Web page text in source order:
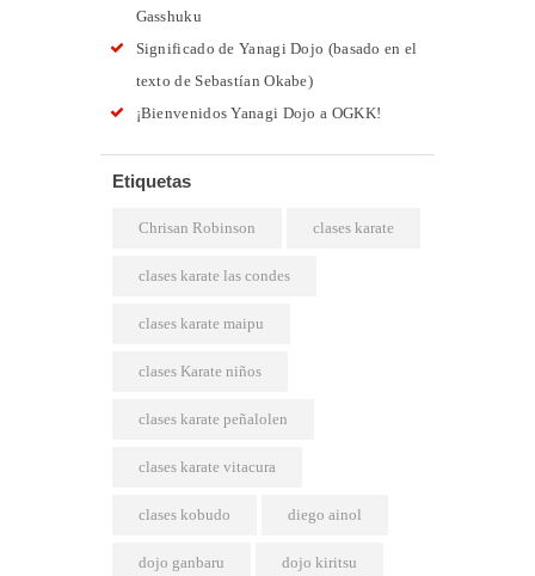
Gasshuku
Significado de Yanagi Dojo (basado en el
texto de Sebastían Okabe)
¡Bienvenidos Yanagi Dojo a OGKK!
Etiquetas
Chrisan Robinson clases karate
clases karate las condes
clases karate maipu
clases Karate niños
clases karate peñalolen
clases karate vitacura
clases kobudo diego ainol
dojo ganbaru dojo kiritsu